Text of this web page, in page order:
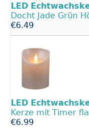
LED
Docht Jade Grün
€6.49
LED
Kerze mit Timer
€6.99